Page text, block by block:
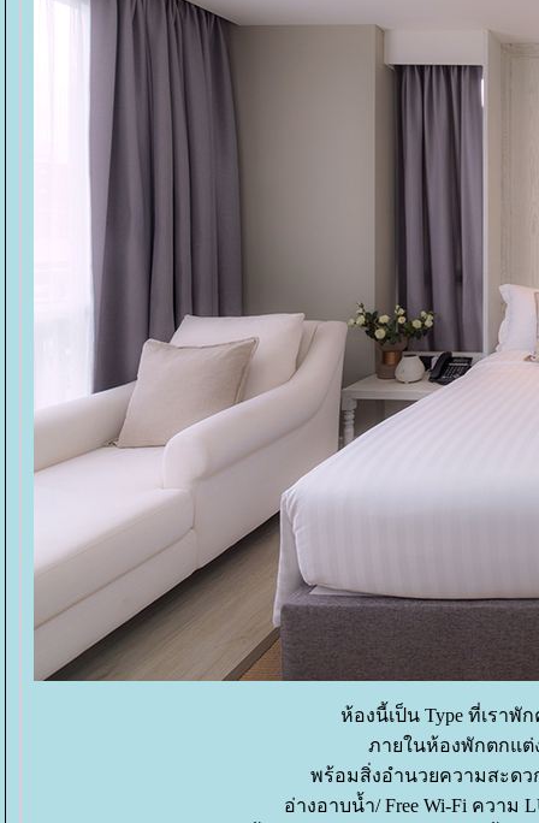
ห้องนี้เป็น Type ที่เราพั
ภายในห้องพักตกแ
พร้อมสิ่งอำนวยความสะดว
อ่างอาบน้ำ/ Free Wi-Fi ความ